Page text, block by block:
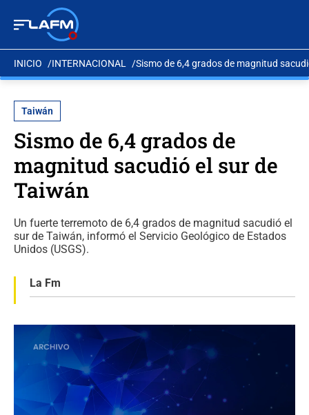
INICIO INTERNACIONAL Sismo de 6,4 grados de magnitud
Taiwán
Sismo de 6,4 grados de
magnitud sacudió el sur de
Taiwán
Un fuerte terremoto de 6,4 grados de magnitud sacudió el
sur de Taiwán, informó el Servicio Geológico de Estados
Unidos (USGS).
La Fm